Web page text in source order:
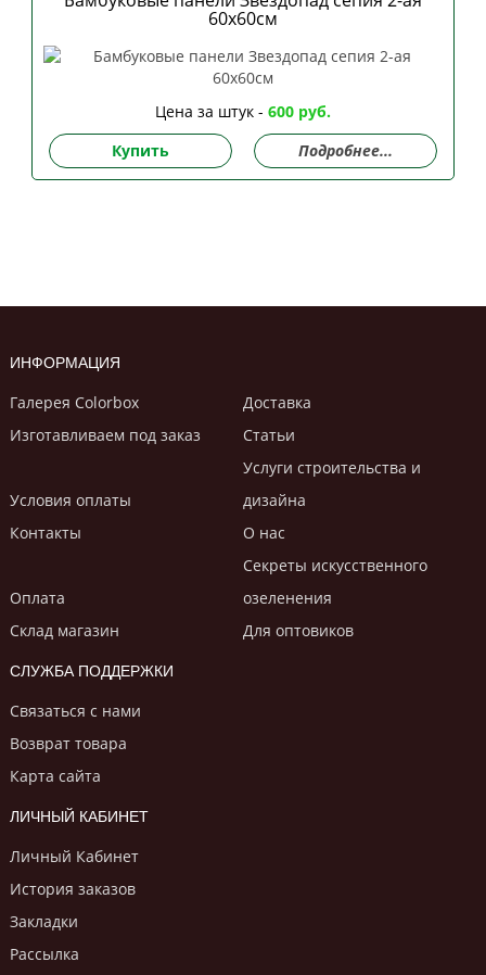
60х60см
Цена за штук - 600 руб.
Купить
Подробнее...
ИНФОРМАЦИЯ
Галерея Colorbox
Доставка
Изготавливаем под заказ
Статьи
Условия оплаты
Услуги строительствa и
дизайнa
Контакты
О нас
Оплата
Секреты искусственного
озеленения
Склад магазин
Для оптовиков
СЛУЖБА ПОДДЕРЖКИ
Связаться с нами
Возврат товара
Карта сайта
ЛИЧНЫЙ КАБИНЕТ
Личный Кабинет
История заказов
Закладки
Рассылка